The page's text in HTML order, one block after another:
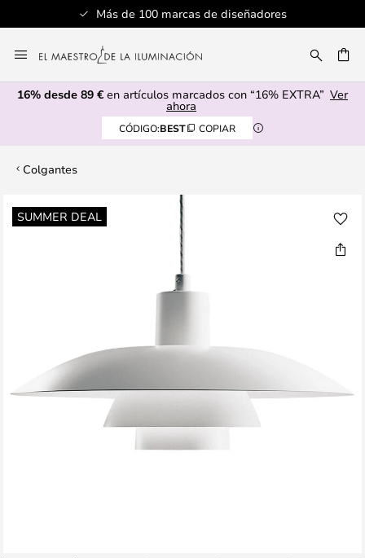
Más de 100 marcas de diseñadores
al
contenido
16% desde 89 € en artículos marcados con “16% EXTRA” Ver
ahora
CÓDIGO:BEST COPIAR
Colgantes
SUMMER DEAL
Saltar
al